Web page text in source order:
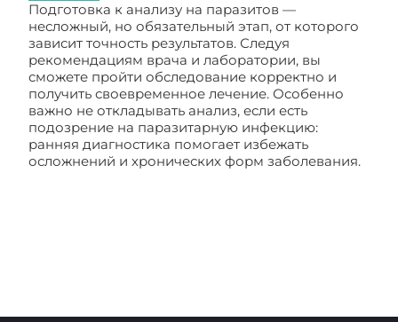
Подготовка к анализу на паразитов —
несложный, но обязательный этап, от которого
зависит точность результатов. Следуя
рекомендациям врача и лаборатории, вы
сможете пройти обследование корректно и
получить своевременное лечение. Особенно
важно не откладывать анализ, если есть
подозрение на паразитарную инфекцию:
ранняя диагностика помогает избежать
осложнений и хронических форм заболевания.